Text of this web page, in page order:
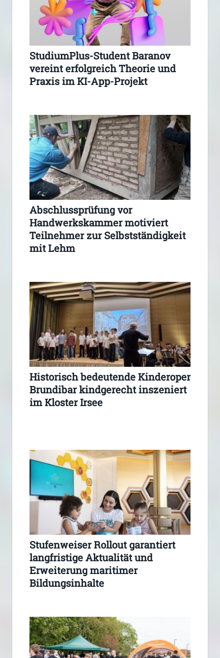
StudiumPlus-Student Baranov
vereint erfolgreich Theorie und
Praxis im KI-App-Projekt
Abschlussprüfung vor
Handwerkskammer motiviert
Teilnehmer zur Selbstständigkeit
mit Lehm
Historisch bedeutende Kinderoper
Brundibar kindgerecht inszeniert
im Kloster Irsee
Stufenweiser Rollout garantiert
langfristige Aktualität und
Erweiterung maritimer
Bildungsinhalte